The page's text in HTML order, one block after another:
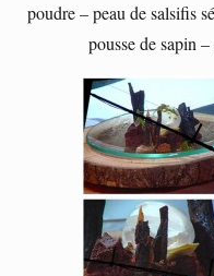
poudre – peau de salsifis
pousse de sapin